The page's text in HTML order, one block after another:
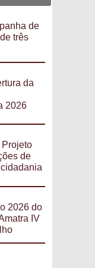
de
três
da
2026
de
2026 do
IV